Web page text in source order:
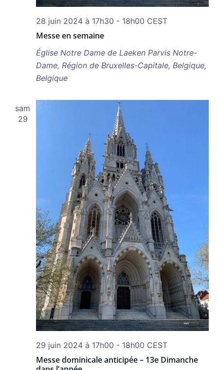
Messe en semaine
28 juin 2024 à 17h30 - 18h00 CEST
Église Notre Dame de Laeken Parvis Notre-
Dame, Région de Bruxelles-Capitale, Belgique,
Belgique
sam
29
Messe dominicale anticipée – 13e Dimanche
29 juin 2024 à 17h00 - 18h00 CEST